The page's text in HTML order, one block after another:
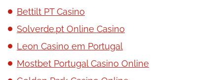
Bettilt PT Casino
Solverde.pt Online Casino
Leon Casino em Portugal
Mostbet Portugal Casino Online